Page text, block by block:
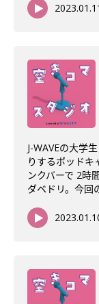
J-WAVEの大学
りするポッドキ
ンクバーで 2時
ダベドリ。今回